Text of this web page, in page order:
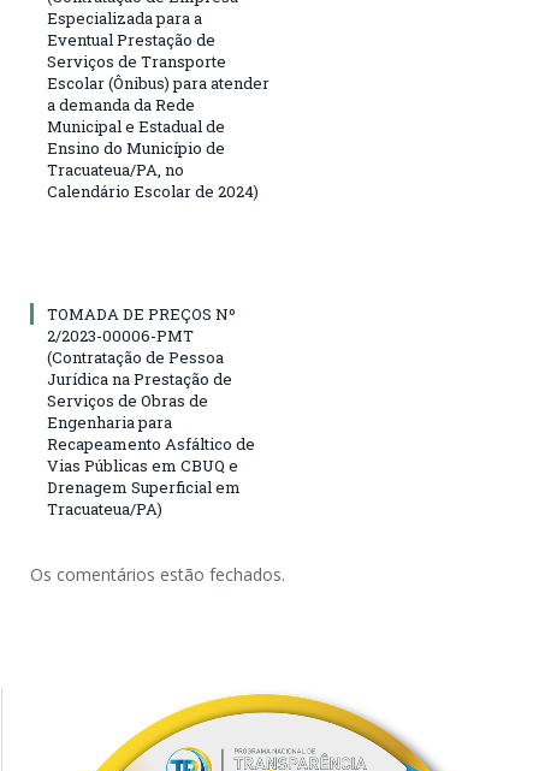
Especializada para a
Eventual Prestação de
Serviços de Transporte
Escolar (Ônibus) para atender
a demanda da Rede
Municipal e Estadual de
Ensino do Município de
Tracuateua/PA, no
Calendário Escolar de 2024)
TOMADA DE PREÇOS Nº
2/2023-00006-PMT
(Contratação de Pessoa
Jurídica na Prestação de
Serviços de Obras de
Engenharia para
Recapeamento Asfáltico de
Vias Públicas em CBUQ e
Drenagem Superficial em
Tracuateua/PA)
Os comentários estão fechados.